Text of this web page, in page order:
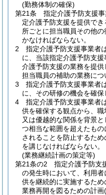
(勤務体制の確保)
第21条
指定介護予防支援
定介護予防支援を提供で
所ごとに担当職員その他
かなければならない。
2
指定介護予防支援事業者
に、当該指定介護予防支
介護予防支援の業務を提供
担当職員の補助の業務につ
3
指定介護予防支援事業者
に、その研修の機会を確保
4
指定介護予防支援事業者
供を確保する観点から、
又は優越的な関係を背景
つ相当な範囲を超えたも
されることを防止するた
を講じなければならない。
(業務継続計画の策定等)
第21条の2
指定介護予防支
の発生時において、利用
供を継続的に実施するた
業務再開を図るための計画